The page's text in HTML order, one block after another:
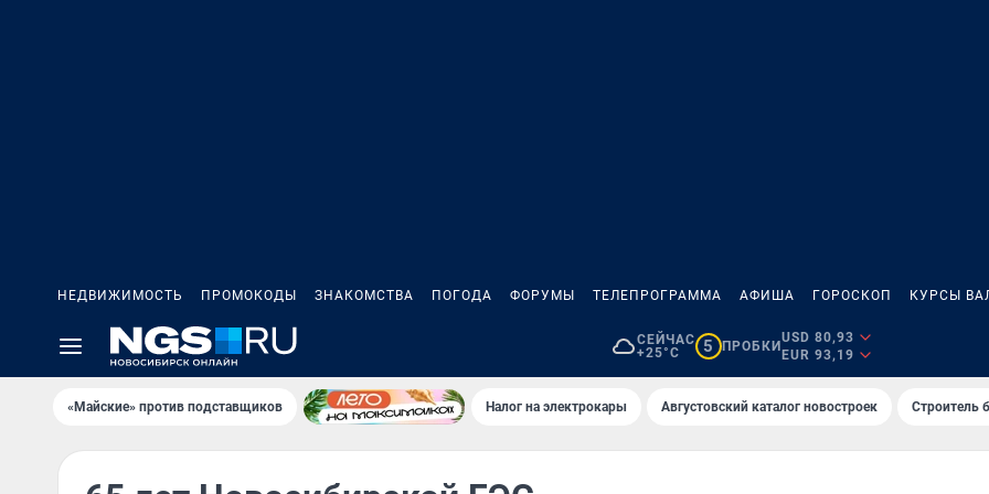
НЕДВИЖИМОСТЬ ПРОМОКОДЫ ЗНАКОМСТВА ПОГОДА ФОРУМЫ ТЕЛЕПРОГРАММА АФИША ГОРОСКОП КУРСЫ
СЕЙЧАС
+25°C
5 ПРОБКИ
USD 80,93
EUR 93,19
«Майские» против подставщиков Налог на электрокары Августовский каталог новостроек Строитель